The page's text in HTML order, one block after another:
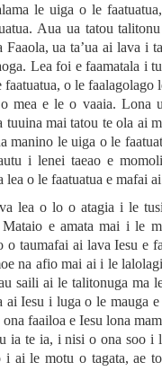
le uiga o le
Aua ua tatou
ua ta’ua ai lava i
Lea foi e faamatala i
o le faalagolago
mea e le o vaaia. Lona
tuuina mai tatou te ola ai
manino le uiga o le
i lenei taeao e
o le faatuatua e mafai
lea o lo o atagia i le
e amata mai i le
o taumafai ai lava Iesu e
na afio mai ai i le
saili ai le talitonuga ma
ai Iesu i luga o le mauga
faailoa e Iesu lona
ia te ia, i nisi o ona soo i
ai le motu o tagata, ae